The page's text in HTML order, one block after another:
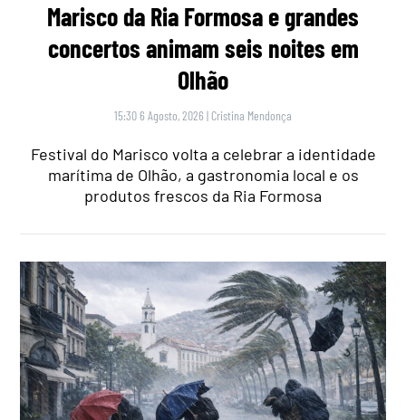
Marisco da Ria Formosa e grandes
concertos animam seis noites em
Olhão
15:30 6 Agosto, 2026 | Cristina Mendonça
Festival do Marisco volta a celebrar a identidade
marítima de Olhão, a gastronomia local e os
produtos frescos da Ria Formosa